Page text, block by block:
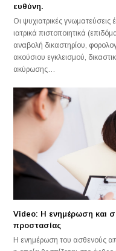
ευθύνη.
Οι ψυχιατρικές γνωματεύσεις
ιατρικά πιστοποιητικά
αναβολή δικαστηρίου,
ακούσιου εγκλεισμού,
ακύρωσης…
Video: H ενημέρωση και
προστασίας
Η ενημέρωση του ασθενούς